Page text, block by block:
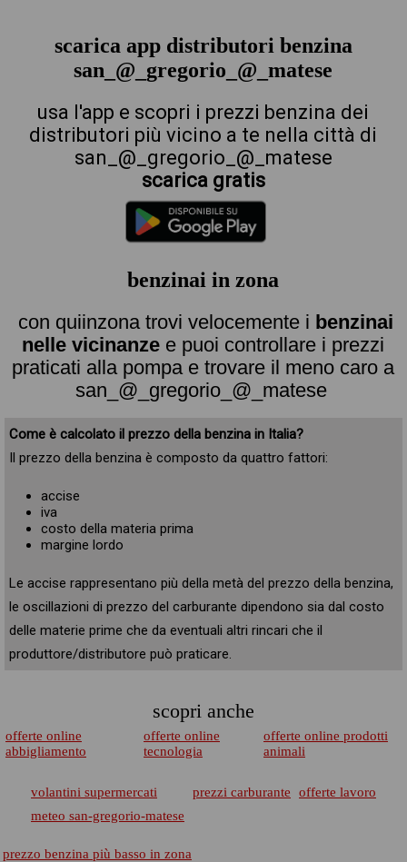
scarica app distributori benzina
san_@_gregorio_@_matese
usa l'app e scopri i prezzi benzina dei
distributori più vicino a te nella città di
san_@_gregorio_@_matese
scarica gratis
benzinai in zona
con quiinzona trovi velocemente i benzinai
nelle vicinanze e puoi controllare i prezzi
praticati alla pompa e trovare il meno caro a
san_@_gregorio_@_matese
Come è calcolato il prezzo della benzina in Italia?
Il prezzo della benzina è composto da quattro fattori:
accise
iva
costo della materia prima
margine lordo
Le accise rappresentano più della metà del prezzo della benzina,
le oscillazioni di prezzo del carburante dipendono sia dal costo
delle materie prime che da eventuali altri rincari che il
produttore/distributore può praticare.
scopri anche
offerte online
abbigliamento
offerte online
tecnologia
offerte online prodotti
animali
volantini supermercati prezzi carburante
offerte lavoro
meteo san-gregorio-matese
prezzo benzina più basso in zona